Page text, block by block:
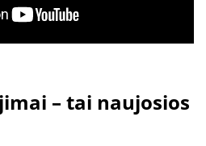
– tai naujosios